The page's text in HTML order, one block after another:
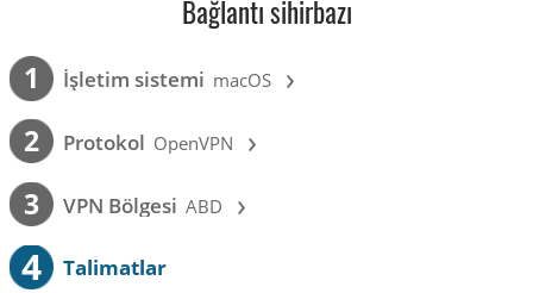
Bağlantı sihirbazı
1 İşletim sistemi macOS ›
2 Protokol OpenVPN ›
3 VPN Bölgesi ABD ›
4 Talimatlar